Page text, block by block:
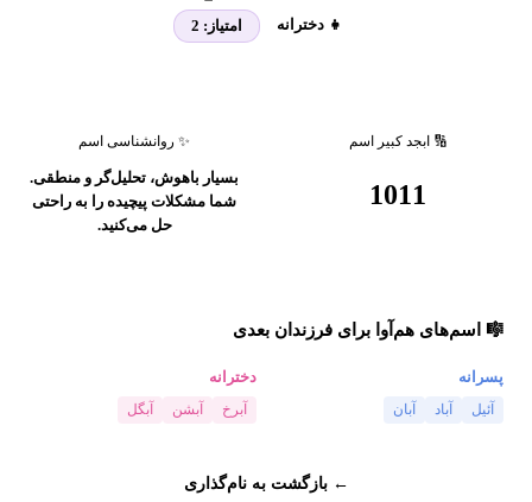
👧 دخترانه امتیاز: 2
🔢 ابجد کبیر اسم
1011
✨ روانشناسی اسم
بسیار باهوش، تحلیل‌گر و منطقی.
شما مشکلات پیچیده را به راحتی
حل می‌کنید.
🎼 اسم‌های هم‌آوا برای فرزندان بعدی
پسرانه
آئیل آباد آبان
دخترانه
آبرخ آبشن آبگل
← بازگشت به نام‌گذاری